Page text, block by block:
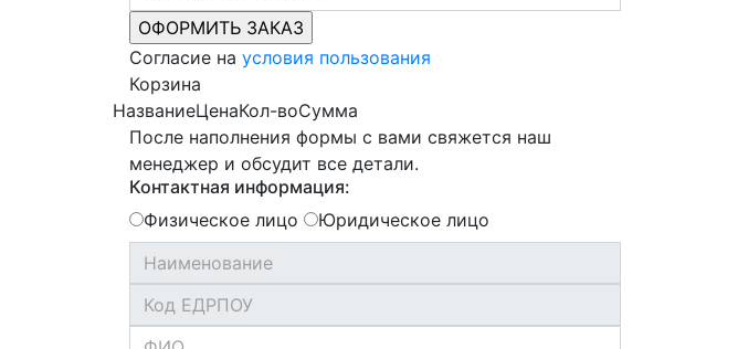
Согласие на условия пользования
Корзина
НазваниеЦенаКол-воСумма
После наполнения формы с вами свяжется наш
менеджер и обсудит все детали.
Контактная информация:
Физическое лицо
Юридическое лицо